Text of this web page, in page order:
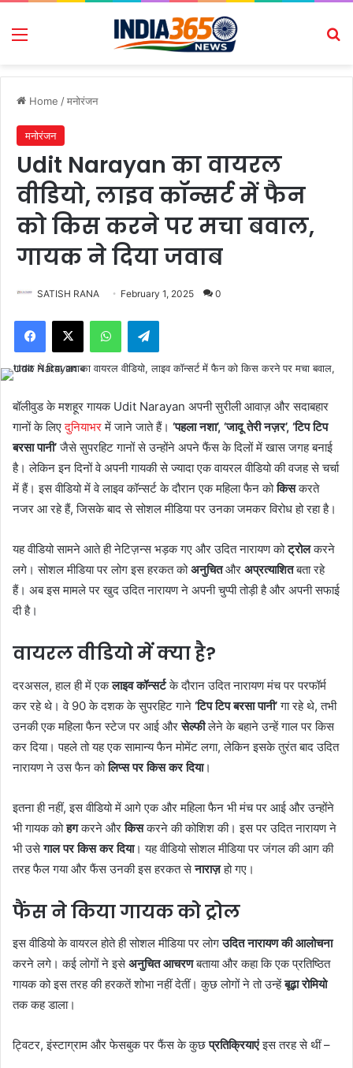
Menu
Home /मनोरंजन
मनोरंजन
Udit Narayan का वायरल
वीडियो, लाइव कॉन्सर्ट में फैन
को किस करने पर मचा बवाल,
गायक ने दिया जवाब
SATISH RANA February 1, 2025 0
Facebook
X WhatsAppTelegram
बॉलीवुड के मशहूर गायक Udit Narayan अपनी सुरीली आवाज़ और सदाबहार
गानों के लिएदुनियाभरमें जाने जाते हैं। ‘पहला नशा’, ‘जादू तेरी नज़र’, ‘टिप टिप
बरसा पानी’जैसे सुपरहिट गानों से उन्होंने अपने फैंस के दिलों में खास जगह बनाई
है। लेकिन इन दिनों वे अपनी गायकी से ज्यादा एक वायरल वीडियो की वजह से चर्चा
में हैं। इस वीडियो में वे लाइव कॉन्सर्ट के दौरान एक महिला फैन कोकिसकरते
नजर आ रहे हैं, जिसके बाद से सोशल मीडिया पर उनका जमकर विरोध हो रहा है।
यह वीडियो सामने आते ही नेटिज़न्स भड़क गए और उदित नारायण कोट्रोलकरने
लगे। सोशल मीडिया पर लोग इस हरकत कोअनुचितऔर अप्रत्याशितबता रहे
हैं। अब इस मामले पर खुद उदित नारायण ने अपनी चुप्पी तोड़ी है और अपनी सफाई
दी है।
वायरल वीडियो में क्या है?
दरअसल, हाल ही में एकलाइव कॉन्सर्टके दौरान उदित नारायण मंच पर परफॉर्म
कर रहे थे। वे 90 के दशक के सुपरहिट गाने ‘टिप टिप बरसा पानी’गा रहे थे, तभी
उनकी एक महिला फैन स्टेज पर आई औरसेल्फीलेने के बहाने उन्हें गाल पर किस
कर दिया। पहले तो यह एक सामान्य फैन मोमेंट लगा, लेकिन इसके तुरंत बाद उदित
नारायण ने उस फैन कोलिप्स पर किस कर दिया।
इतना ही नहीं, इस वीडियो में आगे एक और महिला फैन भी मंच पर आई और उन्होंने
भी गायक कोहगकरने औरकिसकरने की कोशिश की। इस पर उदित नारायण ने
भी उसेगाल पर किस कर दिया। यह वीडियो सोशल मीडिया पर जंगल की आग की
तरह फैल गया और फैंस उनकी इस हरकत सेनाराज़हो गए।
फैंस ने किया गायक को ट्रोल
इस वीडियो के वायरल होते ही सोशल मीडिया पर लोगउदित नारायण की आलोचना
करने लगे। कई लोगों ने इसेअनुचित आचरणबताया और कहा कि एक प्रतिष्ठित
गायक को इस तरह की हरकतें शोभा नहीं देतीं। कुछ लोगों ने तो उन्हेंबूढ़ा रोमियो
तक कह डाला।
ट्विटर, इंस्टाग्राम और फेसबुक पर फैंस के कुछप्रतिक्रियाएंइस तरह से थीं –